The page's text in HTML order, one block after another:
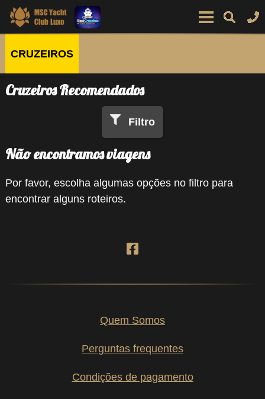
CRUZEIROS
Cruzeiros Recomendados
Filtro
Não encontramos viagens
Por favor, escolha algumas opções no filtro para
encontrar alguns roteiros.
Quem Somos
Perguntas frequentes
Condições de pagamento